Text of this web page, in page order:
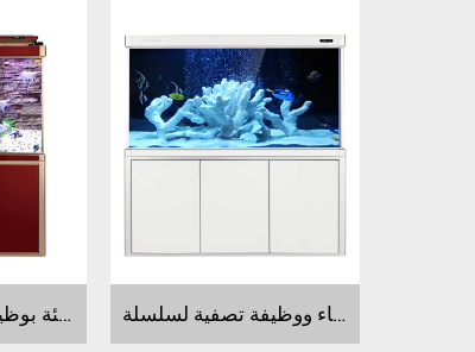
موردون لحوض أسماك راقي القاع وصديقة للبيئة بوظيفة تصفية لسلسلة HYTX موردون لحوض أسماك راقي القاع بتصميم الأزياء ووظيفة تصفية لسلسلةH2Y